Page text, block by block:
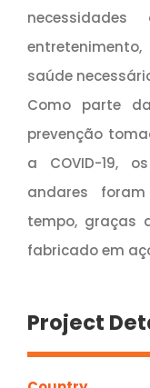
saúde
Como parte
prevenção
a COVID-19,
andares
tempo, graças
fabricado em
Project